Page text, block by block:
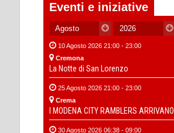
Eventi e iniziative
10 Agosto 2026 21:00 - 23:00
Cremona
La Notte di San Lorenzo
25 Agosto 2026 21:00 - 23:00
Crema
I MODENA CITY RAMBLERS
30 Agosto 2026 06:38 - 09:00